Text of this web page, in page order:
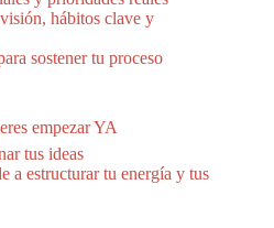
hábitos clave y
sostener tu proceso
empezar YA
tus ideas
a estructurar tu energía y tus